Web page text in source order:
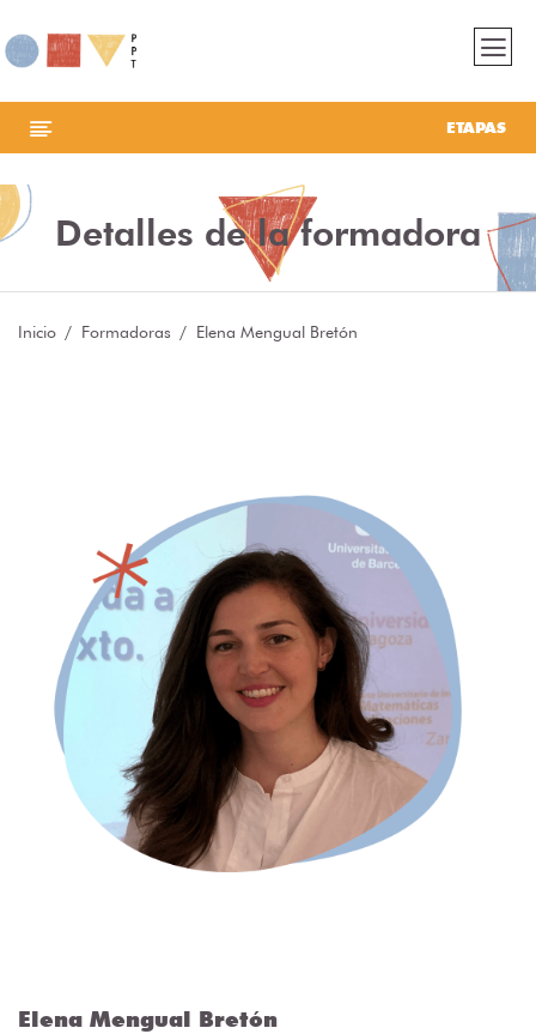
ETAPAS
Detalles de la formadora
Inicio Formadoras Elena Mengual Bretón
Elena Mengual Bretón